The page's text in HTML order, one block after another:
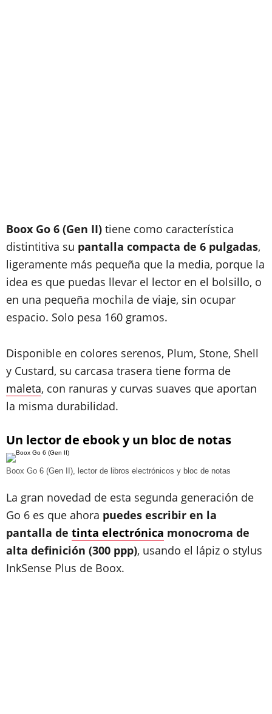
Boox Go 6 (Gen II) tiene como característica
distintitiva su pantalla compacta de 6 pulgadas,
ligeramente más pequeña que la media, porque la
idea es que puedas llevar el lector en el bolsillo, o
en una pequeña mochila de viaje, sin ocupar
espacio. Solo pesa 160 gramos.
Disponible en colores serenos, Plum, Stone, Shell
y Custard, su carcasa trasera tiene forma de
maleta, con ranuras y curvas suaves que aportan
la misma durabilidad.
Un lector de ebook y un bloc de notas
Boox Go 6 (Gen II), lector de libros electrónicos y bloc de notas
La gran novedad de esta segunda generación de
Go 6 es que ahora puedes escribir en la
pantalla de tinta electrónica monocroma de
alta definición (300 ppp), usando el lápiz o stylus
InkSense Plus de Boox.